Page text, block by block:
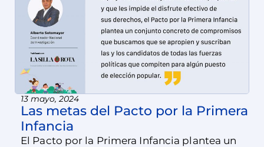
13 mayo, 2024
Las metas del Pacto por la Primera
Infancia
El Pacto por la Primera Infancia plantea un